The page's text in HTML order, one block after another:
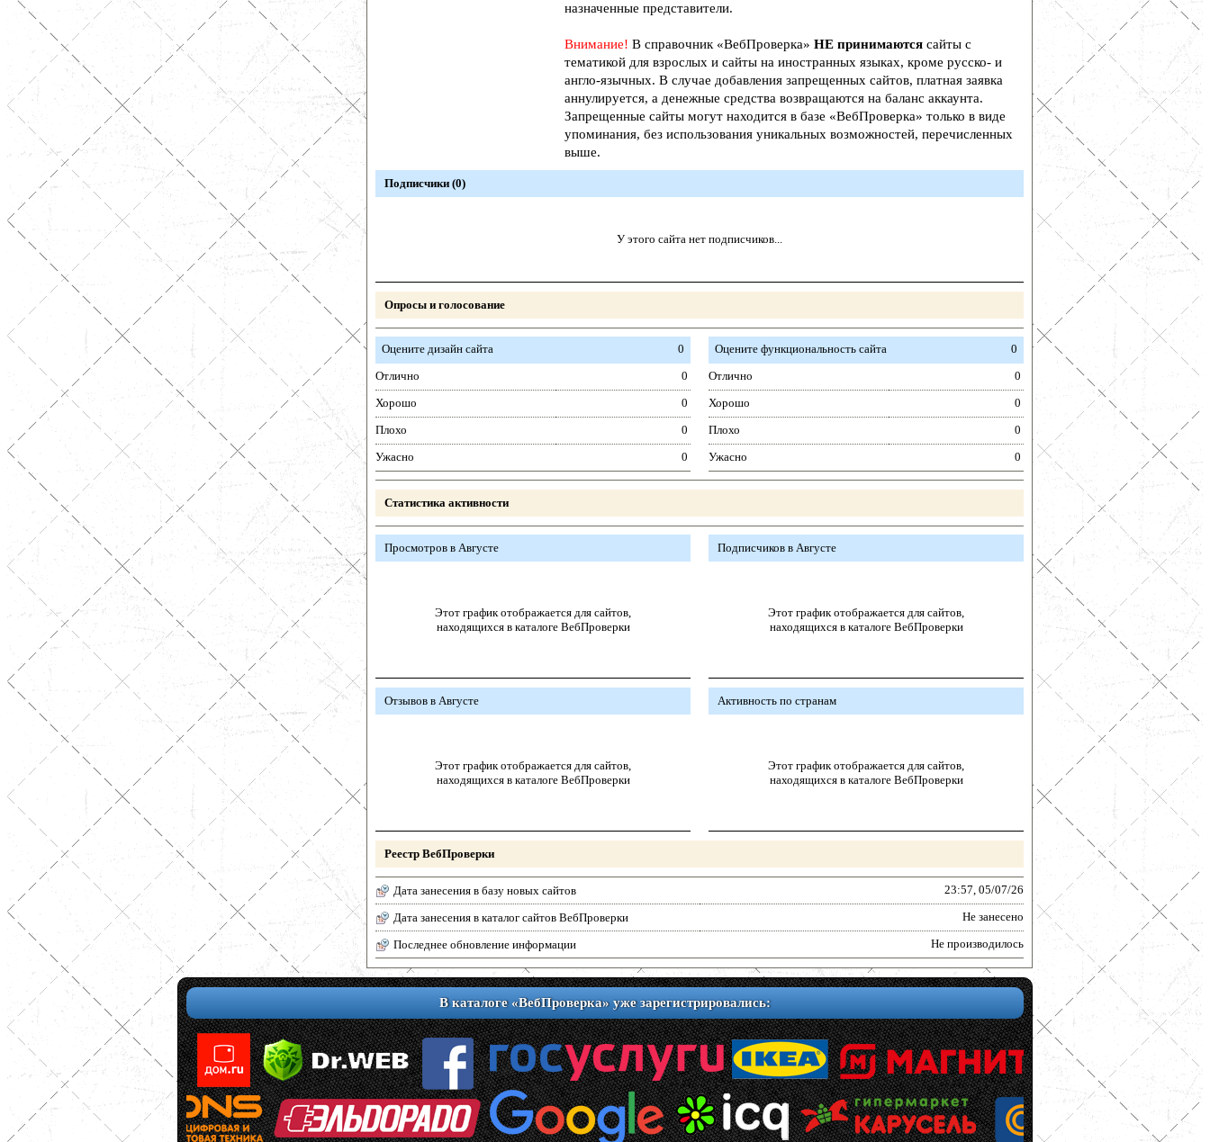
назначенные представители.
Внимание! В справочник «ВебПроверка» НЕ принимаются сайты с
тематикой для взрослых и сайты на иностранных языках, кроме русско- и
англо-язычных. В случае добавления запрещенных сайтов, платная заявка
аннулируется, а денежные средства возвращаются на баланс аккаунта.
Запрещенные сайты могут находится в базе «ВебПроверка» только в виде
упоминания, без использования уникальных возможностей, перечисленных
выше.
Подписчики (0)
У этого сайта нет подписчиков...
Опросы и голосование
Оцените дизайн сайта
0
Отлично
0
Хорошо
0
Плохо
0
Ужасно
0
Оцените функциональность сайта
0
Отлично
0
Хорошо
0
Плохо
0
Ужасно
0
Статистика активности
Просмотров в Августе
Этот график отображается для сайтов,
находящихся в каталоге ВебПроверки
Подписчиков в Августе
Этот график отображается для сайтов,
находящихся в каталоге ВебПроверки
Отзывов в Августе
Этот график отображается для сайтов,
находящихся в каталоге ВебПроверки
Активность по странам
Этот график отображается для сайтов,
находящихся в каталоге ВебПроверки
Реестр ВебПроверки
Дата занесения в базу новых сайтов 23:57, 05/07/26
Дата занесения в каталог сайтов ВебПроверки Не занесено
Последнее обновление информации Не производилось
В каталоге «ВебПроверка» уже зарегистрировались: